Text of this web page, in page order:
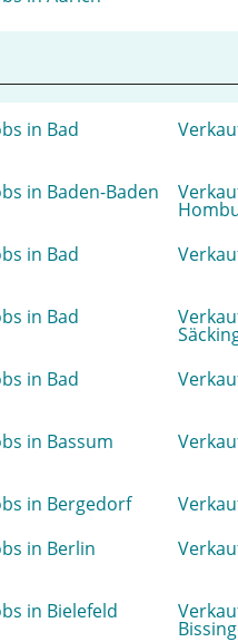
in Bad
in Baden-Baden
in Bad
in Bad
in Bad
in Bassum
in Bergedorf
in Berlin
in Bielefeld